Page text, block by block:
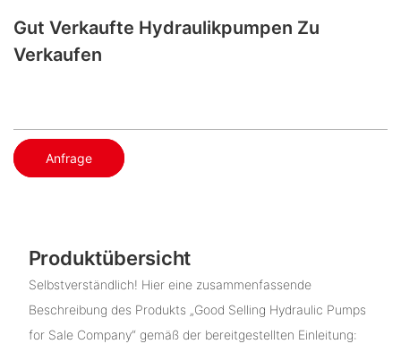
Gut Verkaufte Hydraulikpumpen Zu
Verkaufen
Anfrage
Produktübersicht
Selbstverständlich! Hier eine zusammenfassende
Beschreibung des Produkts „Good Selling Hydraulic Pumps
for Sale Company“ gemäß der bereitgestellten Einleitung: